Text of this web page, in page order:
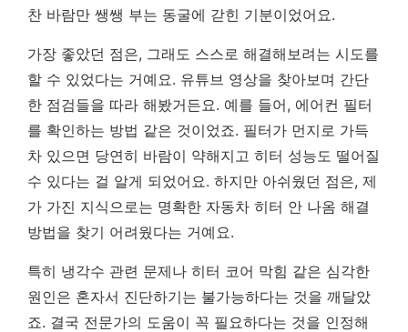
찬 바람만 쌩쌩 부는 동굴에 갇힌 기분이었어요.
가장 좋았던 점은, 그래도 스스로 해결해보려는 시도를
할 수 있었다는 거예요. 유튜브 영상을 찾아보며 간단
한 점검들을 따라 해봤거든요. 예를 들어, 에어컨 필터
를 확인하는 방법 같은 것이었죠. 필터가 먼지로 가득
차 있으면 당연히 바람이 약해지고 히터 성능도 떨어질
수 있다는 걸 알게 되었어요. 하지만 아쉬웠던 점은, 제
가 가진 지식으로는 명확한 자동차 히터 안 나옴 해결
방법을 찾기 어려웠다는 거예요.
특히 냉각수 관련 문제나 히터 코어 막힘 같은 심각한
원인은 혼자서 진단하기는 불가능하다는 것을 깨달았
죠. 결국 전문가의 도움이 꼭 필요하다는 것을 인정해